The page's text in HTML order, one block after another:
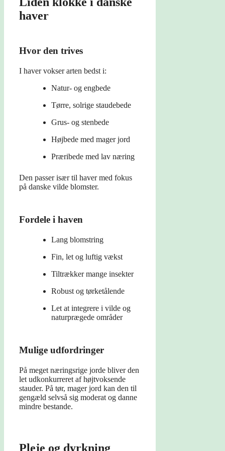
haver
Hvor den trives
I haver vokser arten bedst i:
Natur- og engbede
Tørre, solrige staudebede
Grus- og stenbede
Højbede med mager jord
Præribede med lav næring
Den passer især til haver med fokus
på danske vilde blomster.
Fordele i haven
Lang blomstring
Fin, let og luftig vækst
Tiltrækker mange insekter
Robust og tørketålende
Let at integrere i vilde og
naturprægede områder
Mulige udfordringer
På meget næringsrige jorde bliver den
let udkonkurreret af højtvoksende
stauder. På tør, mager jord kan den til
gengæld selvså sig moderat og danne
mindre bestande.
Pleje og dyrkning